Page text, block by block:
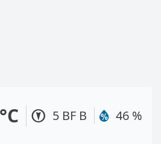
5 BF Β 46 %